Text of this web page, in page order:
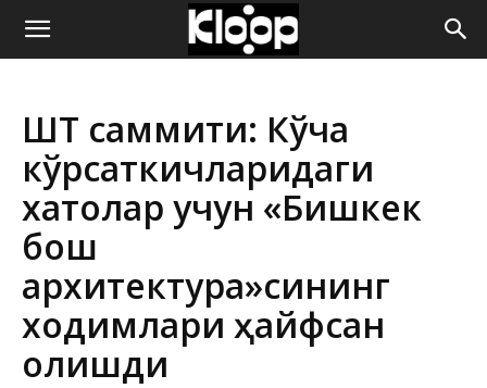
ҚИРҒИЗИСТОН
ЯНГИЛИКЛАРИ
ШҲТ саммити: Кўча
кўрсаткичларидаги
хатолар учун «Бишкек
бош
архитектура»сининг
ходимлари ҳайфсан
олишди